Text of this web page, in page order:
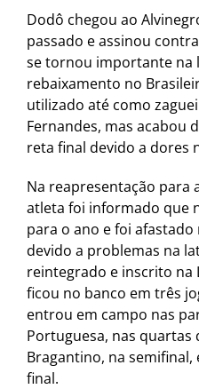
Dodô chegou ao
passado e assinou
se tornou importante na
rebaixamento no
utilizado até como
Fernandes, mas acabou
reta final devido a dores
Na reapresentação para
atleta foi informado que
para o ano e foi afastado
devido a problemas na
reintegrado e inscrito na
ficou no banco em três
entrou em campo nas
Portuguesa, nas quartas
Bragantino, na semifinal,
final.